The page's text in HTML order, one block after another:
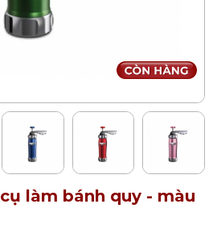
làm bánh quy - màu